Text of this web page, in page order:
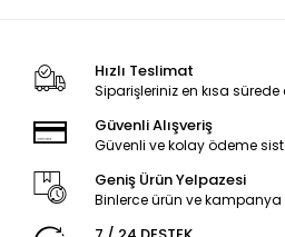
Hızlı Teslimat
Siparişleriniz en kısa sürede
Güvenli Alışveriş
Güvenli ve kolay ödeme
Geniş Ürün Yelpazesi
Binlerce ürün ve kampanya